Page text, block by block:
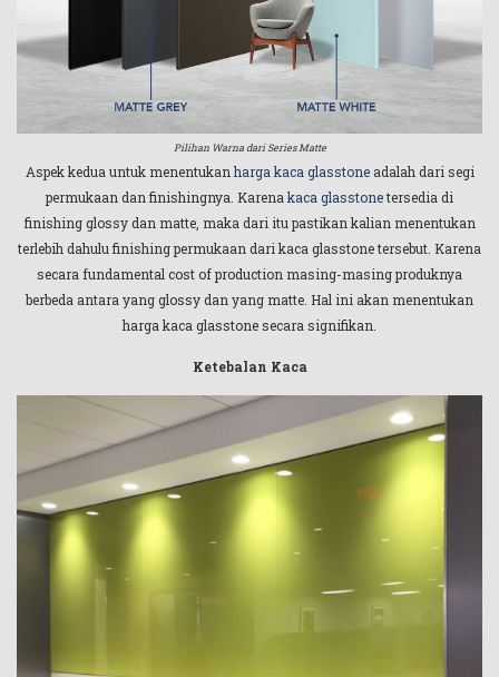
Pilihan Warna dari Series Matte
Aspek kedua untuk menentukan harga kaca glasstone adalah dari segi
permukaan dan finishingnya. Karena kaca glasstonetersedia di
finishing glossy dan matte, maka dari itu pastikan kalian menentukan
terlebih dahulu finishing permukaan dari kaca glasstone tersebut. Karena
secara fundamental cost of production masing-masing produknya
berbeda antara yang glossy dan yang matte. Hal ini akan menentukan
harga kaca glasstone secara signifikan.
Ketebalan Kaca